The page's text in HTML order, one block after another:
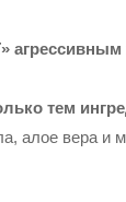
тем
алое вера и